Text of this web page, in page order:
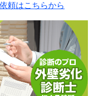
頼はこちらから